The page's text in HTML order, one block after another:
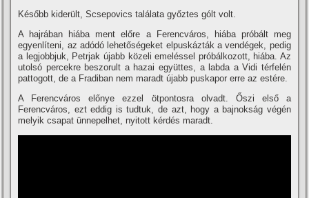
Később kiderült, Scsepovics találata győztes gólt volt.
A hajrában hiába ment előre a Ferencváros, hiába próbált meg
egyenlí­teni, az adódó lehetőségeket elpuskázták a vendégek, pedig
a legjobbjuk, Petrjak újabb közeli emeléssel próbálkozott, hiába. Az
utolsó percekre beszorult a hazai együttes, a labda a Vidi térfelén
pattogott, de a Fradiban nem maradt újabb puskapor erre az estére.
A Ferencváros előnye ezzel ötpontosra olvadt. Őszi első a
Ferencváros, ezt eddig is tudtuk, de azt, hogy a bajnokság végén
melyik csapat ünnepelhet, nyitott kérdés maradt.